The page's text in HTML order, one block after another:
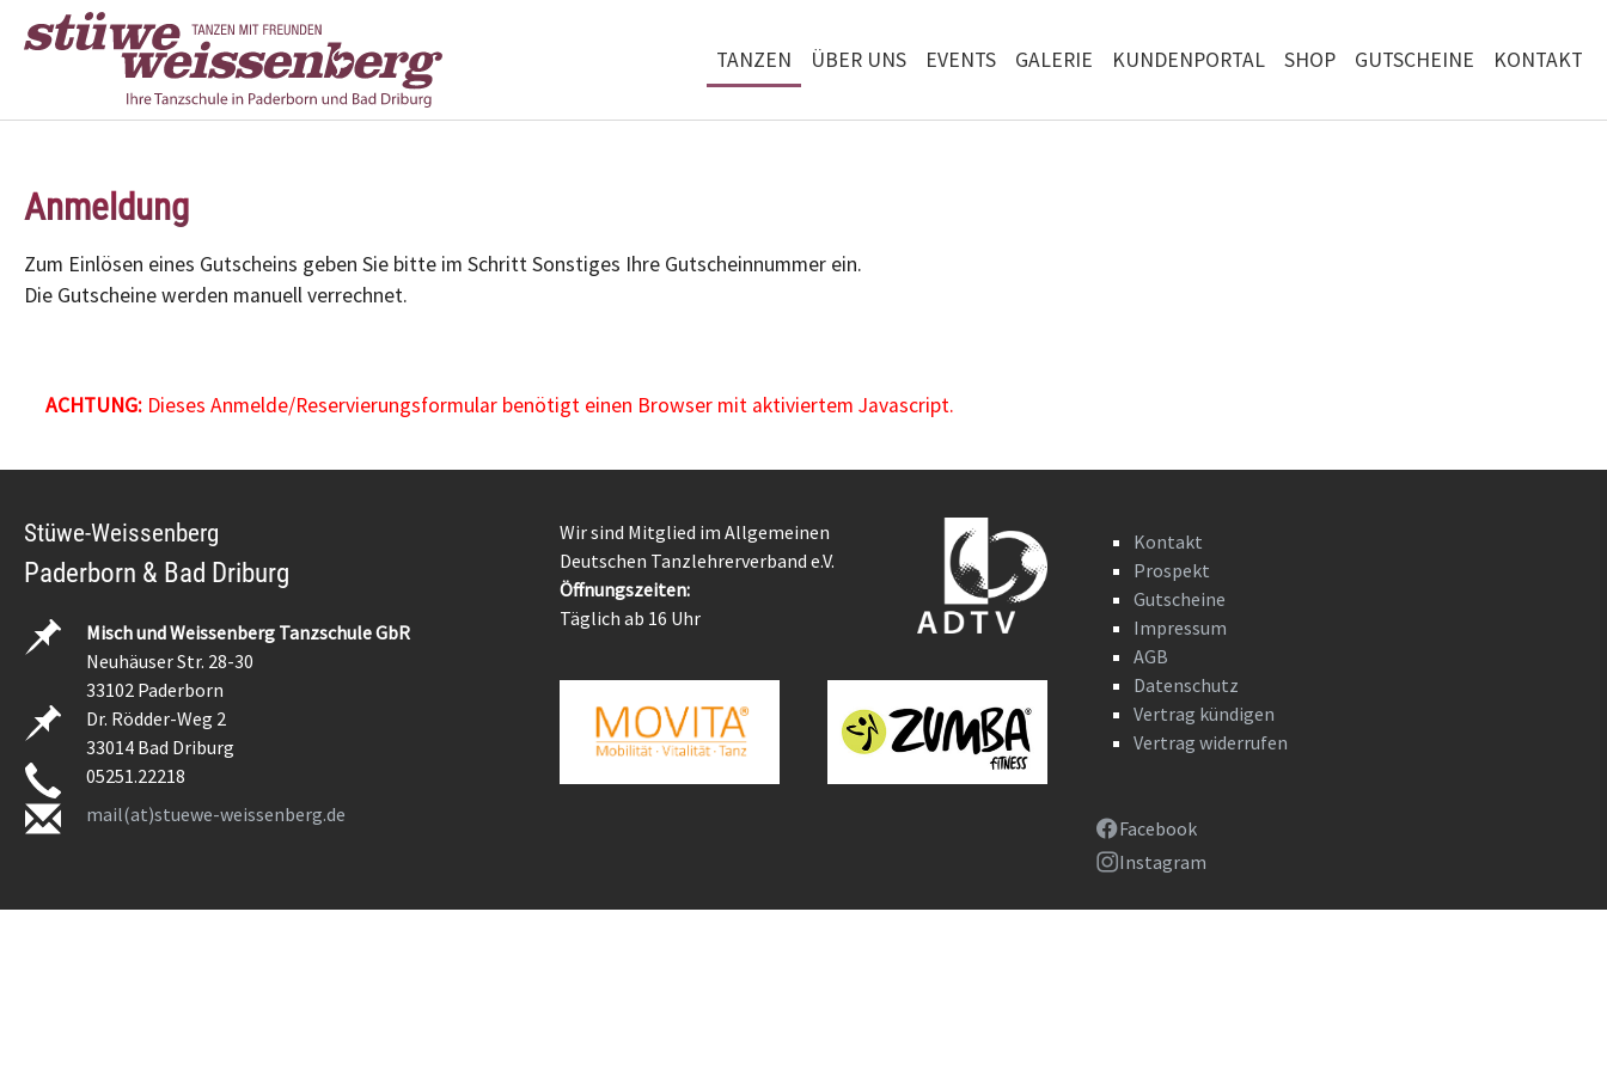
TANZEN ÜBER UNS EVENTS GALERIE KUNDENPORTAL SHOP GUTSCHEINE KONTAKT
Anmeldung
Zum Einlösen eines Gutscheins geben Sie bitte im Schritt Sonstiges Ihre Gutscheinnummer ein.
Die Gutscheine werden manuell verrechnet.
ACHTUNG:Dieses Anmelde/Reservierungsformular benötigt einen Browser mit aktiviertem Javascript.
Stüwe-Weissenberg
Paderborn & Bad Driburg
Misch und Weissenberg Tanzschule GbR
Neuhäuser Str. 28-30
33102 Paderborn
Dr. Rödder-Weg 2
33014 Bad Driburg
05251.22218
mail(at)stuewe-weissenberg.de
Wir sind Mitglied im Allgemeinen
Deutschen Tanzlehrerverband e.V.
Öffnungszeiten:
Täglich ab 16 Uhr
Kontakt
Prospekt
Gutscheine
Impressum
AGB
Datenschutz
Vertrag kündigen
Vertrag widerrufen
Facebook
Instagram